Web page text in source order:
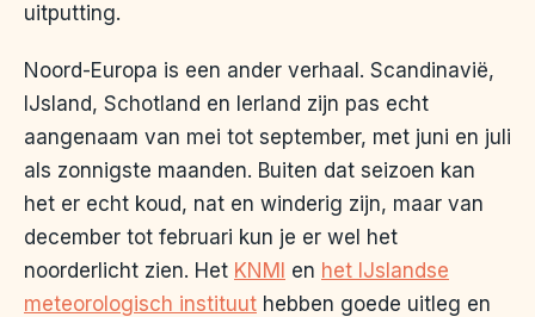
uitputting.
Noord-Europa is een ander verhaal. Scandinavië,
IJsland, Schotland en Ierland zijn pas echt
aangenaam van mei tot september, met juni en juli
als zonnigste maanden. Buiten dat seizoen kan
het er echt koud, nat en winderig zijn, maar van
december tot februari kun je er wel het
noorderlicht zien. Het KNMI en het IJslandse
meteorologisch instituut hebben goede uitleg en